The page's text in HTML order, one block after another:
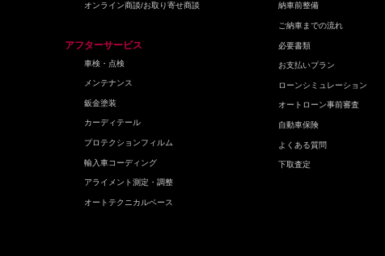
オンライン商談/お取り寄せ商談
アフターサービス
車検・点検
メンテナンス
鈑金塗装
カーディテール
プロテクションフィルム
輸入車コーディング
アライメント測定・調整
オートテクニカルベース
納車前整備
ご納車までの流れ
必要書類
お支払いプラン
ローンシミュレーション
オートローン事前審査
自動車保険
よくある質問
下取査定